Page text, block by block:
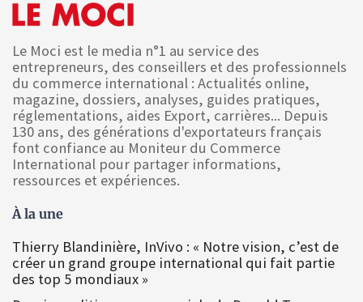
Le Moci est le media n°1 au service des
entrepreneurs, des conseillers et des professionnels
du commerce international : Actualités online,
magazine, dossiers, analyses, guides pratiques,
réglementations, aides Export, carrières... Depuis
130 ans, des générations d'exportateurs français
font confiance au Moniteur du Commerce
International pour partager informations,
ressources et expériences.
À la une
Thierry Blandinière, InVivo : « Notre vision, c’est de
créer un grand groupe international qui fait partie
des top 5 mondiaux »